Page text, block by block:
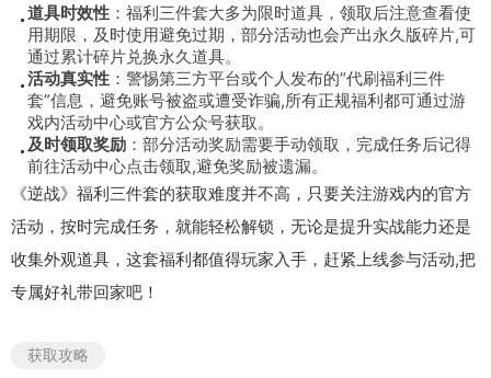
道具时效性 ：福利三件套大多为限时道具，领取后注意查看使
用期限，及时使用避免过期，部分活动也会产出永久版碎片,可
通过累计碎片兑换永久道具。
活动真实性 ：警惕第三方平台或个人发布的“代刷福利三件
套”信息，避免账号被盗或遭受诈骗,所有正规福利都可通过游
戏内活动中心或官方公众号获取。
及时领取奖励 ：部分活动奖励需要手动领取，完成任务后记得
前往活动中心点击领取,避免奖励被遗漏。
《逆战》福利三件套的获取难度并不高，只要关注游戏内的官方
活动，按时完成任务，就能轻松解锁，无论是提升实战能力还是
收集外观道具，这套福利都值得玩家入手，赶紧上线参与活动,把
专属好礼带回家吧！
获取攻略